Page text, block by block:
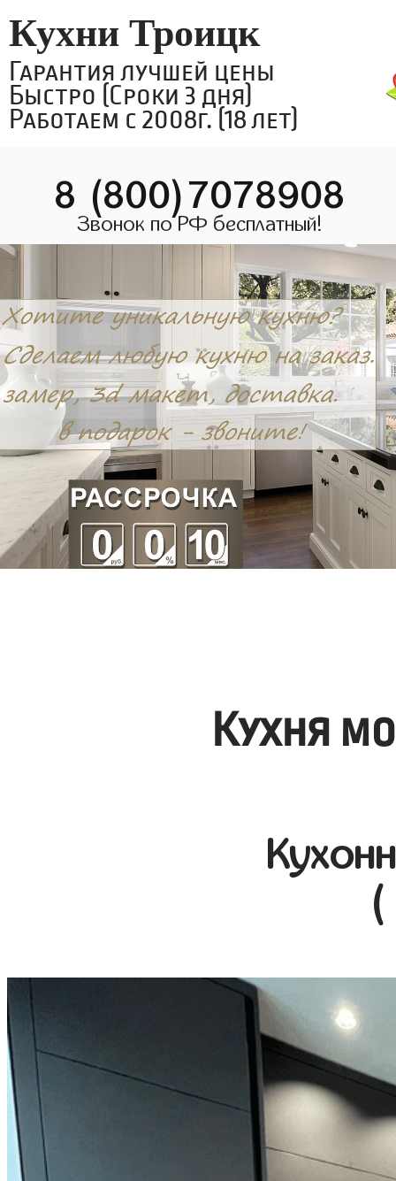
Кухни Троицк
Гарантия лучшей цены
Быстро (Сроки 3 дня)
Работаем с 2008г. (18 лет)
8 (800)7078908
Звонок по РФ бесплатный!
Кухня
(